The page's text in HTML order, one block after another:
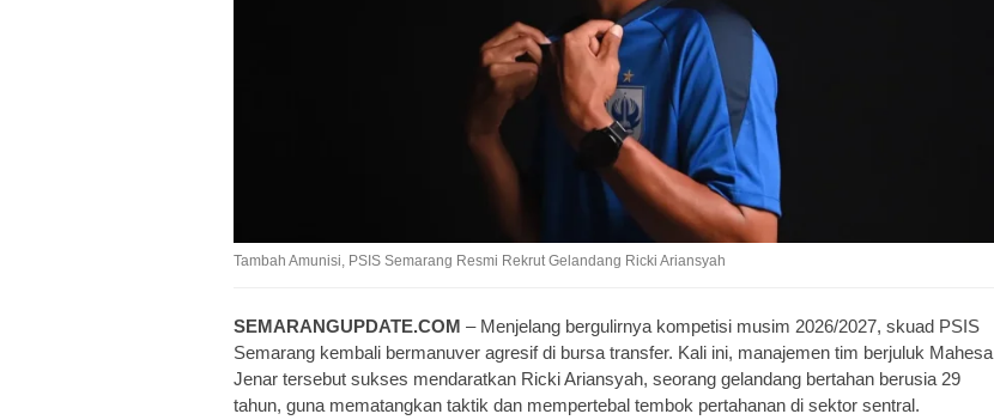
Tambah Amunisi, PSIS Semarang Resmi Rekrut Gelandang Ricki Ariansyah
SEMARANGUPDATE.COM – Menjelang bergulirnya kompetisi musim 2026/2027, skuad PSIS
Semarang kembali bermanuver agresif di bursa transfer. Kali ini, manajemen tim berjuluk Mahesa
Jenar tersebut sukses mendaratkan Ricki Ariansyah, seorang gelandang bertahan berusia 29
tahun, guna mematangkan taktik dan mempertebal tembok pertahanan di sektor sentral.